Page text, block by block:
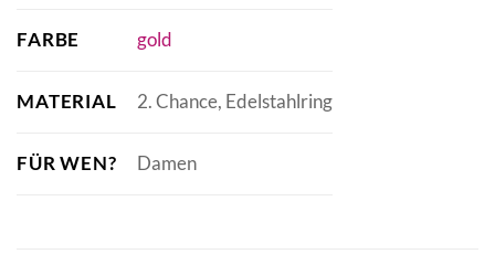
FARBE gold
MATERIAL 2. Chance, Edelstahlring
FÜR WEN? Damen